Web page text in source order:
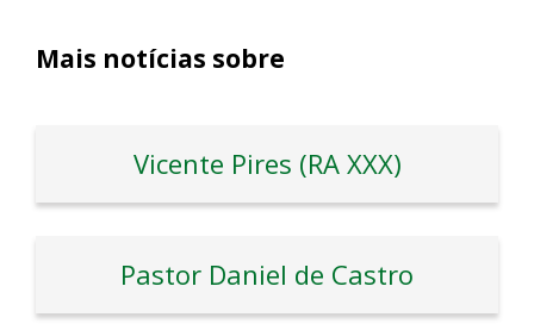
Mais notícias sobre
Vicente Pires (RA XXX)
Pastor Daniel de Castro